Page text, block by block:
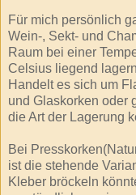
Für mich persönlich
Wein-, Sekt- und
Raum bei einer
Celsius liegend
Handelt es sich um
und Glaskorken oder
die Art der Lagerung
Bei
ist die stehende
Kleber bröckeln